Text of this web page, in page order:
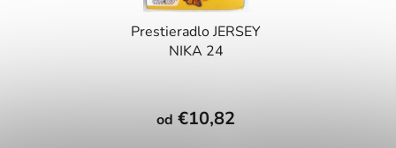
Prestieradlo JERSEY
NIKA 24
od €10,82